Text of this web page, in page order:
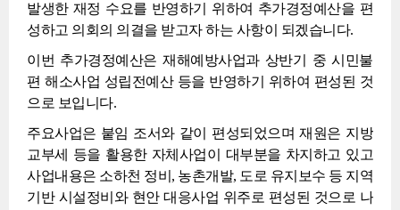
발생한 재정 수요를 반영하기 위하여 추가경정예산을 편
성하고 의회의 의결을 받고자 하는 사항이 되겠습니다.
이번 추가경정예산은 재해예방사업과 상반기 중 시민불
편 해소사업 성립전예산 등을 반영하기 위하여 편성된 것
으로 보입니다.
주요사업은 붙임 조서와 같이 편성되었으며 재원은 지방
교부세 등을 활용한 자체사업이 대부분을 차지하고 있고
사업내용은 소하천 정비, 농촌개발, 도로 유지보수 등 지역
기반 시설정비와 현안 대응사업 위주로 편성된 것으로 나